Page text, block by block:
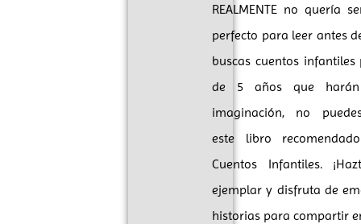
REALMENTE no quería
perfecto para leer antes
buscas cuentos
de 5 años que
imaginación, no
este libro
Cuentos Infantiles.
ejemplar y disfruta de
historias para compartir